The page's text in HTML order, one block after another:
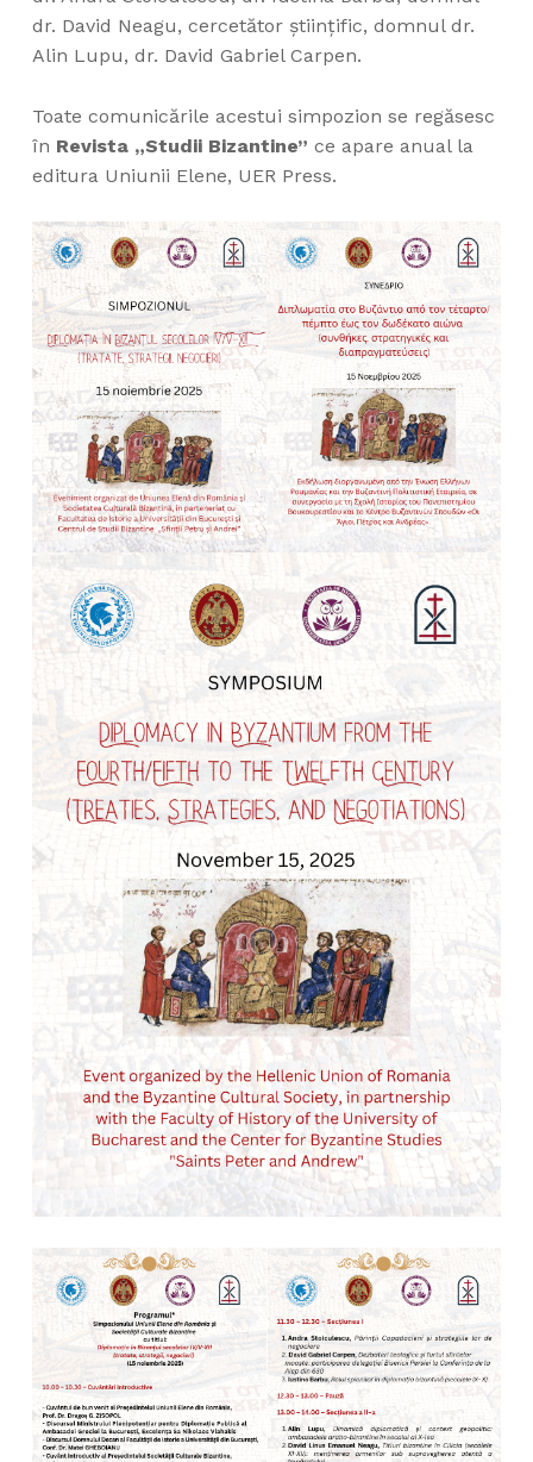
dr. David Neagu, cercetător științific, domnul dr.
Alin Lupu, dr. David Gabriel Carpen.
Toate comunicările acestui simpozion se regăsesc
în Revista „Studii Bizantine” ce apare anual la
editura Uniunii Elene, UER Press.